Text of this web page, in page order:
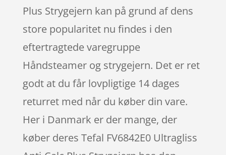
Plus Strygejern kan på grund af dens
store popularitet nu findes i den
eftertragtede varegruppe
Håndsteamer og strygejern. Det er ret
godt at du får lovpligtige 14 dages
returret med når du køber din vare.
Her i Danmark er der mange, der
køber deres Tefal FV6842E0 Ultragliss